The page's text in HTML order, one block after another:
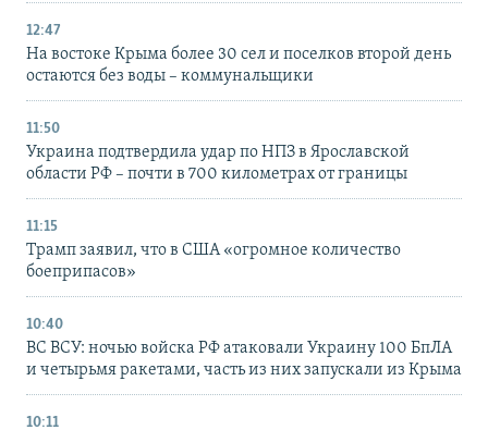
12:47
На востоке Крыма более 30 сел и поселков второй день
остаются без воды – коммунальщики
11:50
Украина подтвердила удар по НПЗ в Ярославской
области РФ – почти в 700 километрах от границы
11:15
Трамп заявил, что в США «огромное количество
боеприпасов»
10:40
ВС ВСУ: ночью войска РФ атаковали Украину 100 БпЛА
и четырьмя ракетами, часть из них запускали из Крыма
10:11